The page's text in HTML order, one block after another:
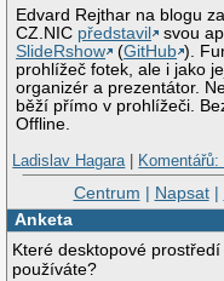
Edvard Rejthar na blogu
CZ.NIC představil
svou
SlideRshow
(GitHub ).
prohlížeč fotek, ale i jako
organizér a prezentátor.
běží přímo v prohlížeči.
Offline.
Ladislav Hagara| Komentářů:
Centrum | Napsat|
Anketa
Které desktopové
používáte?